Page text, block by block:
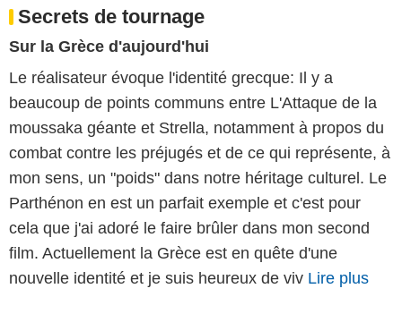
Secrets de tournage
Sur la Grèce d'aujourd'hui
Le réalisateur évoque l'identité grecque: Il y a
beaucoup de points communs entre L'Attaque de la
moussaka géante et Strella, notamment à propos du
combat contre les préjugés et de ce qui représente, à
mon sens, un "poids" dans notre héritage culturel. Le
Parthénon en est un parfait exemple et c'est pour
cela que j'ai adoré le faire brûler dans mon second
film. Actuellement la Grèce est en quête d'une
nouvelle identité et je suis heureux de viv Lire plus